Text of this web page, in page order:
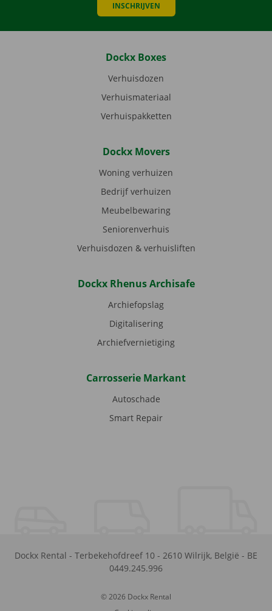
INSCHRIJVEN
Dockx Boxes
Verhuisdozen
Verhuismateriaal
Verhuispakketten
Dockx Movers
Woning verhuizen
Bedrijf verhuizen
Meubelbewaring
Seniorenverhuis
Verhuisdozen & verhuisliften
Dockx Rhenus Archisafe
Archiefopslag
Digitalisering
Archiefvernietiging
Carrosserie Markant
Autoschade
Smart Repair
Dockx Rental - Terbekehofdreef 10 - 2610 Wilrijk, België - BE
0449.245.996
© 2026 Dockx Rental